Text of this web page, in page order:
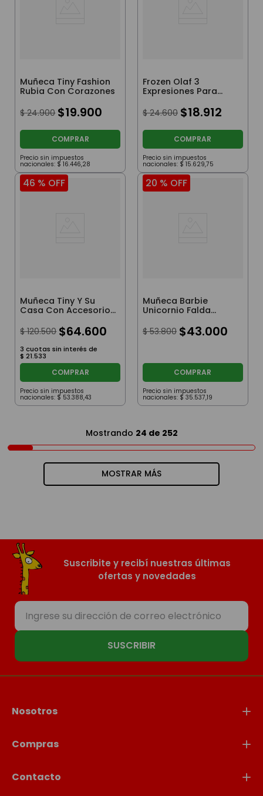
Muñeca Tiny Fashion
Rubia Con Corazones
$ 24.900 $19.900
COMPRAR
Precio sin impuestos
nacionales: $ 16.446,28
Frozen Olaf 3
Expresiones Para
Autoadhesivos
$ 24.600 $18.912
COMPRAR
Precio sin impuestos
nacionales: $ 15.629,75
46 % OFF
Muñeca Tiny Y Su
Casa Con Accesorios
$ 120.500 $64.600
3 cuotas sin interés de
$ 21.533
COMPRAR
Precio sin impuestos
nacionales: $ 53.388,43
20 % OFF
Muñeca Barbie
Unicornio Falda
$ 53.800 $43.000
COMPRAR
Precio sin impuestos
nacionales: $ 35.537,19
Mostrando 24 de 252
MOSTRAR MÁS
Suscribite y recibí nuestras últimas
ofertas y novedades
SUSCRIBIR
Nosotros
Compras
Contacto